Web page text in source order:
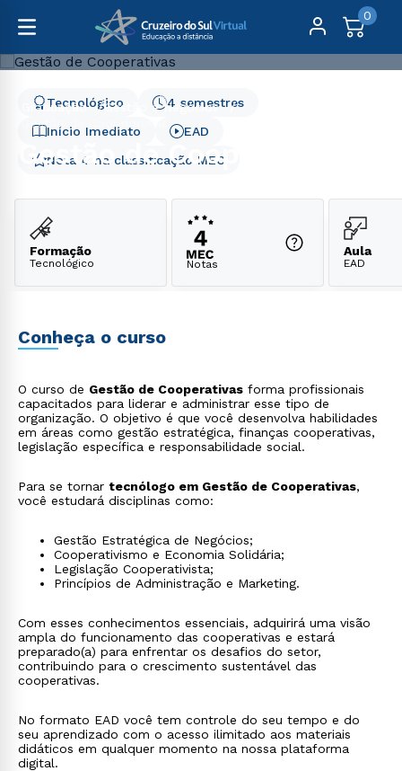
0
Graduação
Gestão e Negócios
Gestão de Cooperativas
Gestão de Cooperativas
Início Imediato
Nota 4 na classificação MEC
4 semestres
Tecnológico
EAD
Formação
Tecnológico Notas
Aula
EAD
Conheça o curso
O curso de Gestão de Cooperativas forma profissionais
capacitados para liderar e administrar esse tipo de
organização. O objetivo é que você desenvolva habilidades
em áreas como gestão estratégica, finanças cooperativas,
legislação específica e responsabilidade social.
Para se tornar tecnólogo em Gestão de Cooperativas,
você estudará disciplinas como:
Gestão Estratégica de Negócios;
Cooperativismo e Economia Solidária;
Legislação Cooperativista;
Princípios de Administração e Marketing.
Com esses conhecimentos essenciais, adquirirá uma visão
ampla do funcionamento das cooperativas e estará
preparado(a) para enfrentar os desafios do setor,
contribuindo para o crescimento sustentável das
cooperativas.
No formato EAD você tem controle do seu tempo e do
seu aprendizado com o acesso ilimitado aos materiais
didáticos em qualquer momento na nossa plataforma
digital.